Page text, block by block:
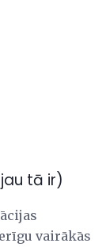
tā ir)
vairākās